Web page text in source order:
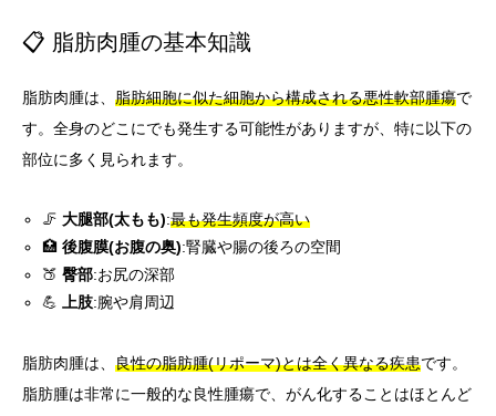
📋 脂肪肉腫の基本知識
脂肪肉腫は、 脂肪細胞に似た細胞から構成される悪性軟部腫瘍で
す。全身のどこにでも発生する可能性がありますが、特に以下の
部位に多く見られます。
🦵大腿部(太もも):最も発生頻度が高い
🏥後腹膜(お腹の奥):腎臓や腸の後ろの空間
🍑臀部:お尻の深部
💪
上肢:腕や肩周辺
脂肪肉腫は、 良性の脂肪腫(リポーマ)とは全く異なる疾患です。
脂肪腫は非常に一般的な良性腫瘍で、がん化することはほとんど